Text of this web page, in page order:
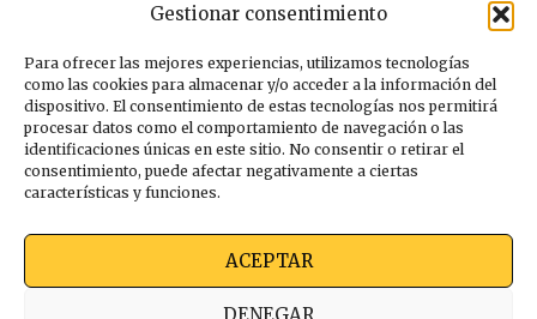
Gestionar consentimiento
Para ofrecer las mejores experiencias, utilizamos tecnologías
como las cookies para almacenar y/o acceder a la información del
dispositivo. El consentimiento de estas tecnologías nos permitirá
procesar datos como el comportamiento de navegación o las
identificaciones únicas en este sitio. No consentir o retirar el
consentimiento, puede afectar negativamente a ciertas
características y funciones.
ACEPTAR
DENEGAR
06/08/2026
salud
Bilbao acogerá el mayor
congreso europeo de salud
pública en noviembre
Ekimen Press